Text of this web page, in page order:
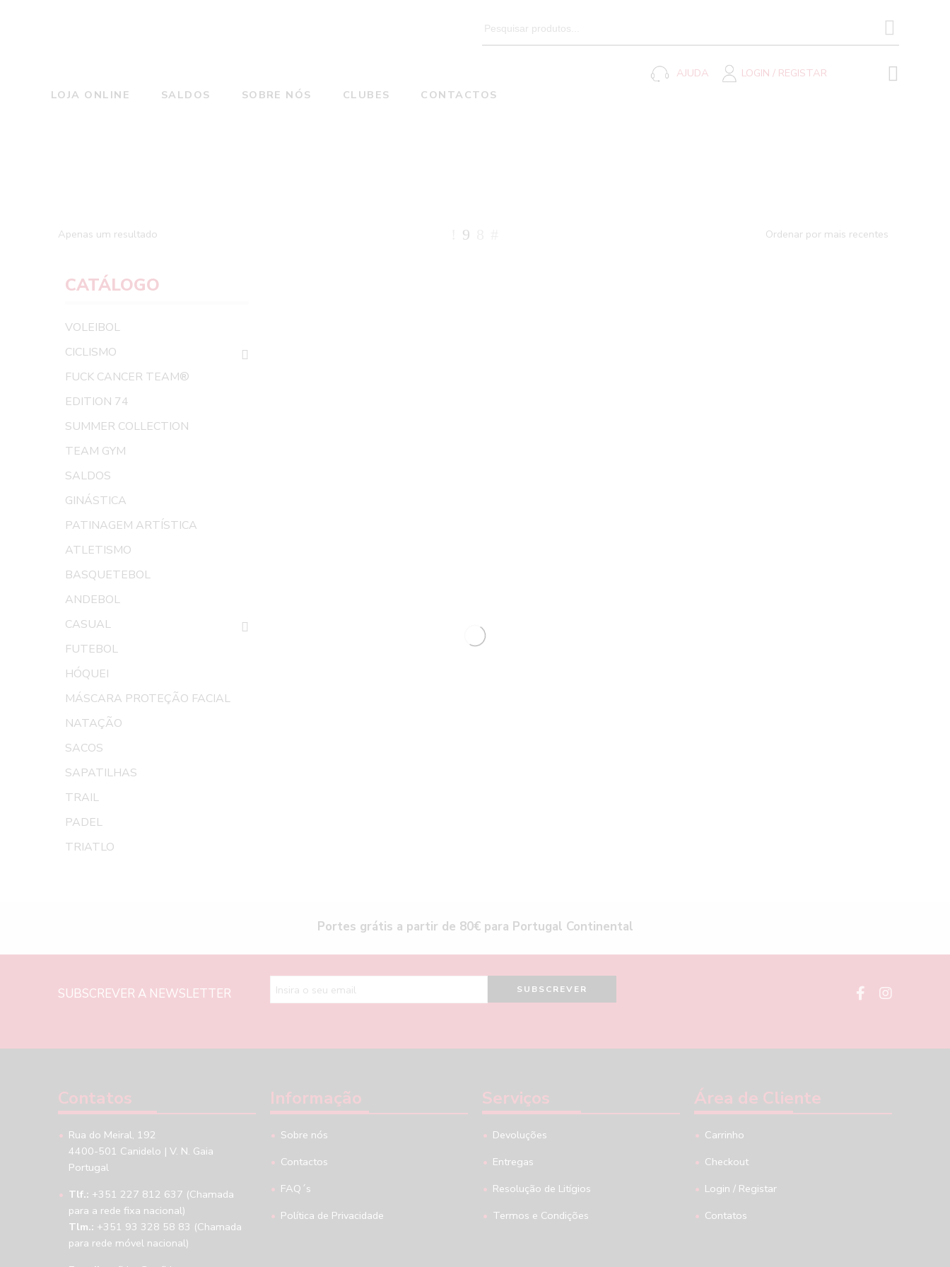
Search
for:
SEARCH BUTTON
AJUDA
LOGIN / REGISTAR
LOJA ONLINE
SALDOS SOBRE NÓS CLUBES CONTACTOS
Apenas um resultado
CATÁLOGO
VOLEIBOL
CICLISMO
FUCK CANCER TEAM®
EDITION 74
SUMMER COLLECTION
TEAM GYM
SALDOS
GINÁSTICA
PATINAGEM ARTÍSTICA
ATLETISMO
BASQUETEBOL
ANDEBOL
CASUAL
FUTEBOL
HÓQUEI
MÁSCARA PROTEÇÃO FACIAL
NATAÇÃO
SACOS
SAPATILHAS
TRAIL
PADEL
TRIATLO
Portes grátis a partir de 80€ para Portugal Continental
SUBSCREVER A NEWSLETTER
Contatos
Rua do Meiral, 192
4400-501 Canidelo | V. N. Gaia
Portugal
Tlf.: +351 227 812 637 (Chamada
para a rede fixa nacional)
Tlm.: +351 93 328 58 83 (Chamada
para rede móvel nacional)
Informação
Sobre nós
Contactos
FAQ´s
Política de Privacidade
Serviços
Devoluções
Entregas
Resolução de Litígios
Termos e Condições
Área de Cliente
Carrinho
Checkout
Login / Registar
Contatos